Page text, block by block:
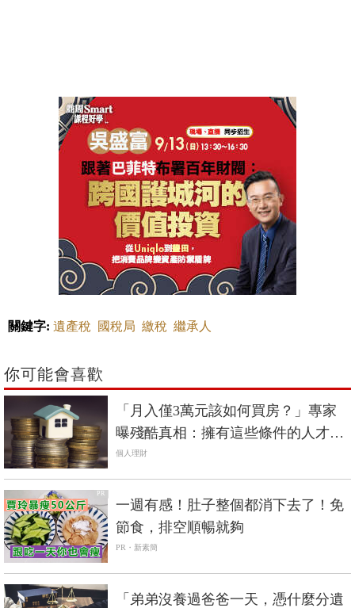
關鍵字: 遺產稅 國稅局 繳稅 繼承人
你可能會喜歡
「月入僅3萬元該如何買房？」專家
曝殘酷真相：擁有這些條件的人才買
得起房
個人理財
PR
一週有感！肚子整個都消下去了！免
節食，排空順暢就夠
PR・新素簡
「弟弟沒養過爸爸一天，憑什麼分遺